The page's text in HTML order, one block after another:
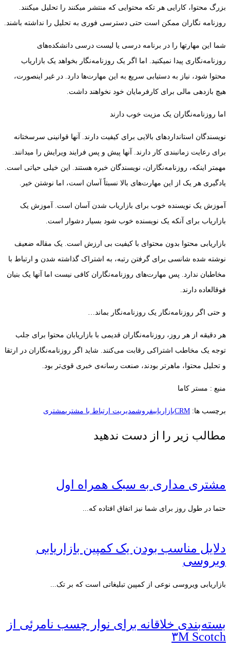
بزرگ محتوا، کارایی هر تکه محتوایی که منتشر میکنند را تحلیل میکنند.
روزنامه نگاران ممکن است حتی دسترسی فوری به تحلیل را نداشته باشند.
شما این مهارتها را در برنامه درسی یا لیست درسی دانشکده‌های
روزنامه‌نگاری پیدا نمیکنید. اما اگر یک روزنامه‌نگار بخواهد یک بازاریاب
محتوا شود، نیاز به دستیابی سریع به این مهارت‌ها دارد. در غیر اینصورت،
هیچ بازدهی مالی برای کارفرمایان خود نخواهند داشت.
اما روزنامه‌نگاران یک مزیت خوب دارند
نویسندگان استانداردهای بالایی برای کیفیت دارند. آنها قوانینی سرسختانه
برای رعایت زمانبندی کار دارند. آنها پیش و پس فرایند ویرایش را میدانند.
مهمتر اینکه، روزنامه‌نگاران، نویسندگان خبره هستند. این خیلی حیاتی است.
یادگیری هر یک از این مهارت‌های بالا نسبتاً آسان است، اما نوشتن خیر.
آموزش یک نویسنده‌ خوب برای بازاریاب شدن آسان است. آموزش یک
بازاریاب برای آنکه یک نویسنده‌ خوب شود بسیار دشوار است.
بازاریابی محتوا بدون محتوای با کیفیت بی ارزش است. یک مقاله ضعیف
نوشته شده شانسی برای گرفتن رتبه، به اشتراک گذاشته شدن و ارتباط با
مخاطبان ندارد. پس مهارت‌های روزنامه‌نگاران کافی نیست اما آنها یک بنیان
فوقالعاده دارند.
و حتی اگر روزنامه‌نگار یک روزنامه‌نگار بماند…
هر دقیقه از هر روز، روزنامه‌نگاران قدیمی با بازاریابان محتوا برای جلب
توجه یک مخاطب اشتراکی رقابت می‌کنند. شاید اگر روزنامه‌نگاران در ارتقا
و تحلیل محتوا، ماهرتر بودند، صنعت رسانه‌ی خبری قوی‌تر بود.
منبع : مستر کاما
برچسب ها: CRMبازاریابیفروشمدیریت ارتباط با مشتریمشتری
مطالب زیر را از دست ندهید
مشتری مداری به سبک همراه اول
حتما در طول روز برای شما نیز اتفاق افتاده که...
دلایل مناسب بودن یک کمپین بازاریابی
ویروسی
بازاریابی ویروسی نوعی از کمپین تبلیغاتی است که بر تک...
بسته‌بندی خلاقانه برای نوار چسب نامرئی از
۳M Scotch